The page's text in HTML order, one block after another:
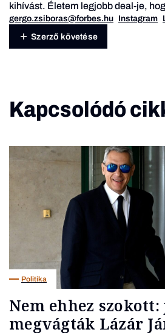
kihívást. Életem legjobb deal-je,
gergo.zsiboras@forbes.hu Instagram
Szerző követése
Kapcsolódó
Politika
Nem ehhez
megvágták Lázár